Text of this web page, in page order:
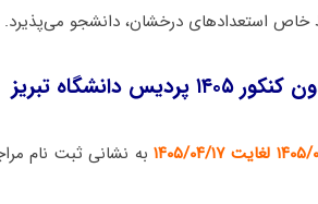
استعدادهای درخشان، دانشجو می‌پذیرد.
تبریز
به نشانی ثبت نام